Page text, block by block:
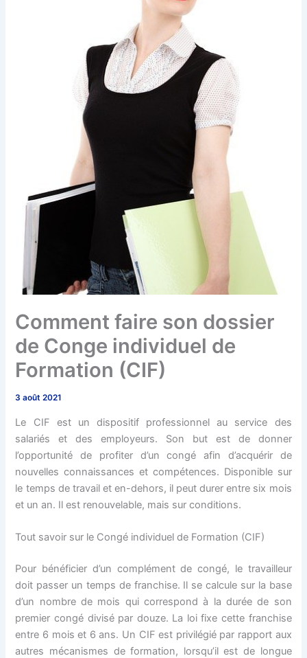
Comment faire son dossier
de Conge individuel de
Formation (CIF)
3 août 2021
Le CIF est un dispositif professionnel au service des
salariés et des employeurs. Son but est de donner
l’opportunité de profiter d’un congé afin d’acquérir de
nouvelles connaissances et compétences. Disponible sur
le temps de travail et en-dehors, il peut durer entre six mois
et un an. Il est renouvelable, mais sur conditions.
Tout savoir sur le Congé individuel de Formation (CIF)
Pour bénéficier d’un complément de congé, le travailleur
doit passer un temps de franchise. Il se calcule sur la base
d’un nombre de mois qui correspond à la durée de son
premier congé divisé par douze. La loi fixe cette franchise
entre 6 mois et 6 ans. Un CIF est privilégié par rapport aux
autres mécanismes de formation, lorsqu’il est de longue